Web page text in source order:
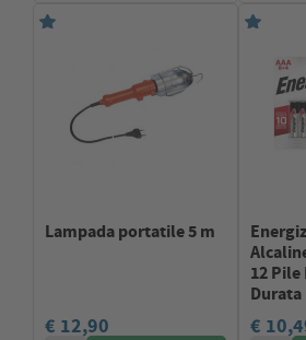
Lampada portatile 5 m
€ 12,90
12 Pile
Durata
€